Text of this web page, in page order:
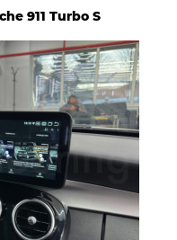
911 Turbo S